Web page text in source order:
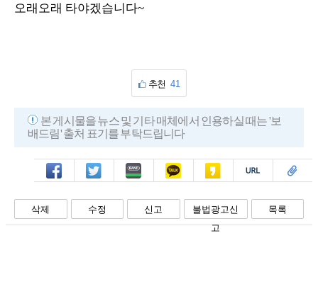
오래오래 타야겠습니다~
추천 41
본 게시물을 뉴스 및 기타 매체에서 인용하실 때는 '보
배드림' 출처 표기를 부탁드립니다
페북 트윗 밴드 카톡 카스 복사 스크랩
삭제 수정 신고
불법광고신
고
목록